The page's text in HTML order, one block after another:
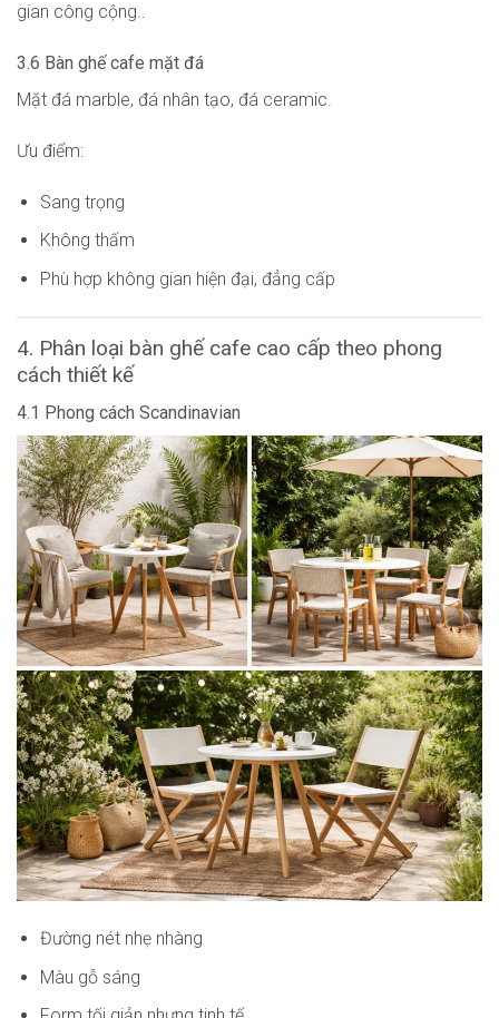
gian công cộng..
3.6 Bàn ghế cafe mặt đá
Mặt đá marble, đá nhân tạo, đá ceramic.
Ưu điểm:
Sang trọng
Không thấm
Phù hợp không gian hiện đại, đẳng cấp
4. Phân loại bàn ghế cafe cao cấp theo phong
cách thiết kế
4.1 Phong cách Scandinavian
Đường nét nhẹ nhàng
Màu gỗ sáng